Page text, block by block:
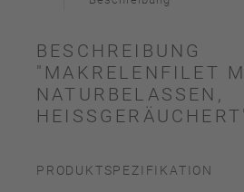
BESCHREIBUNG
"MAKRELENFILET
NATURBELASSEN,
PRODUKTSPEZIFIKATION